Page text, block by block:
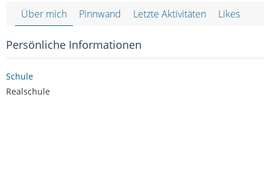
Über mich Pinnwand Letzte Aktivitäten Likes
Persönliche Informationen
Schule
Realschule